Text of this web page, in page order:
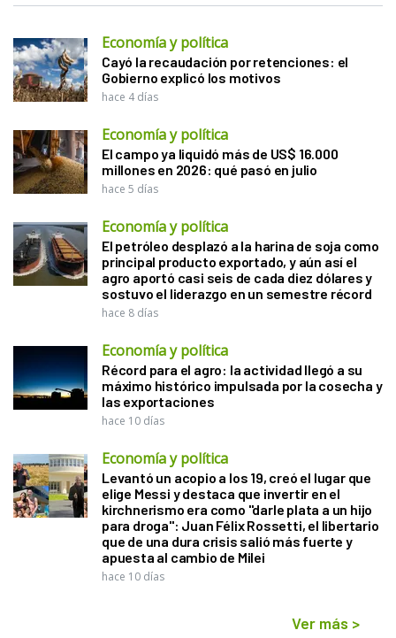
Economía y política
Cayó la recaudación por retenciones: el
Gobierno explicó los motivos
hace 4 días
Economía y política
El campo ya liquidó más de US$ 16.000
millones en 2026: qué pasó en julio
hace 5 días
Economía y política
El petróleo desplazó a la harina de soja como
principal producto exportado, y aún así el
agro aportó casi seis de cada diez dólares y
sostuvo el liderazgo en un semestre récord
hace 8 días
Economía y política
Récord para el agro: la actividad llegó a su
máximo histórico impulsada por la cosecha y
las exportaciones
hace 10 días
Economía y política
Levantó un acopio a los 19, creó el lugar que
elige Messi y destaca que invertir en el
kirchnerismo era como "darle plata a un hijo
para droga": Juan Félix Rossetti, el libertario
que de una dura crisis salió más fuerte y
apuesta al cambio de Milei
hace 10 días
Ver más >